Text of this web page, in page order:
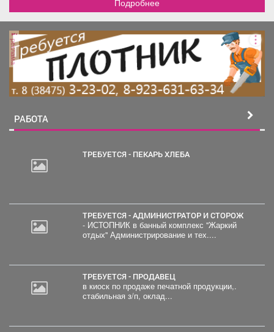
реклама
РАБОТА
ТРЕБУЕТСЯ - ПЕКАРЬ ХЛЕБА
ТРЕБУЕТСЯ - АДМИНИСТРАТОР И СТОРОЖ
- ИСТОПНИК в банный комплекс "Жаркий
отдых" Администрирование и тех....
ТРЕБУЕТСЯ - ПРОДАВЕЦ
в киоск по продаже печатной продукции,.
стабильная з/п, оклад...